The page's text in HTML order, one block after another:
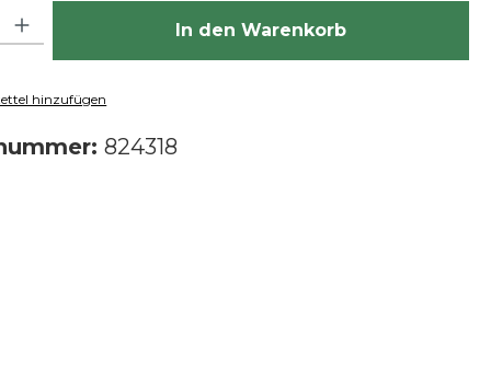
Gib den gewünschten Wert ein oder benutze die
In den Warenkorb
hinzufügen
824318